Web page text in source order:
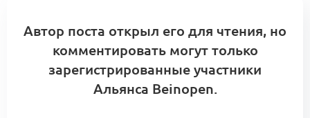
Как отшить коллекцию в Сербии
с Альянсом x Beinopen и Viminacium
Capital
0 комментариев
Автор поста открыл его для чтения, но
комментировать могут только
зарегистрированные участники
Альянса Beinopen.